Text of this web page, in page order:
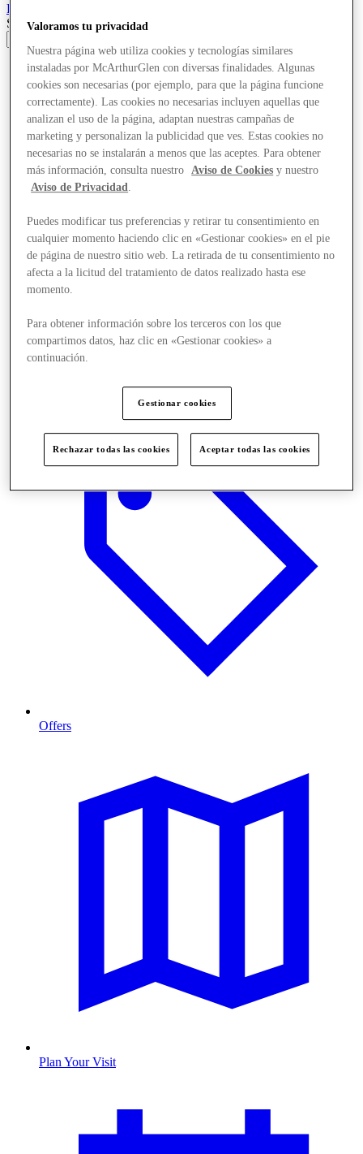
Parndorf
Search input
Offers
Plan Your Visit
Valoramos tu privacidad
Nuestra página web utiliza cookies y tecnologías similares
instaladas por McArthurGlen con diversas finalidades. Algunas
cookies son necesarias (por ejemplo, para que la página funcione
correctamente). Las cookies no necesarias incluyen aquellas que
analizan el uso de la página, adaptan nuestras campañas de
marketing y personalizan la publicidad que ves. Estas cookies no
necesarias no se instalarán a menos que las aceptes. Para obtener
más información, consulta nuestro
Aviso de Cookies y nuestro
Aviso de Privacidad.
Puedes modificar tus preferencias y retirar tu consentimiento en
cualquier momento haciendo clic en «Gestionar cookies» en el pie
de página de nuestro sitio web. La retirada de tu consentimiento no
afecta a la licitud del tratamiento de datos realizado hasta ese
momento.
Para obtener información sobre los terceros con los que
compartimos datos, haz clic en «Gestionar cookies» a
continuación.
Gestionar cookies
Rechazar todas las cookies Aceptar todas las cookies